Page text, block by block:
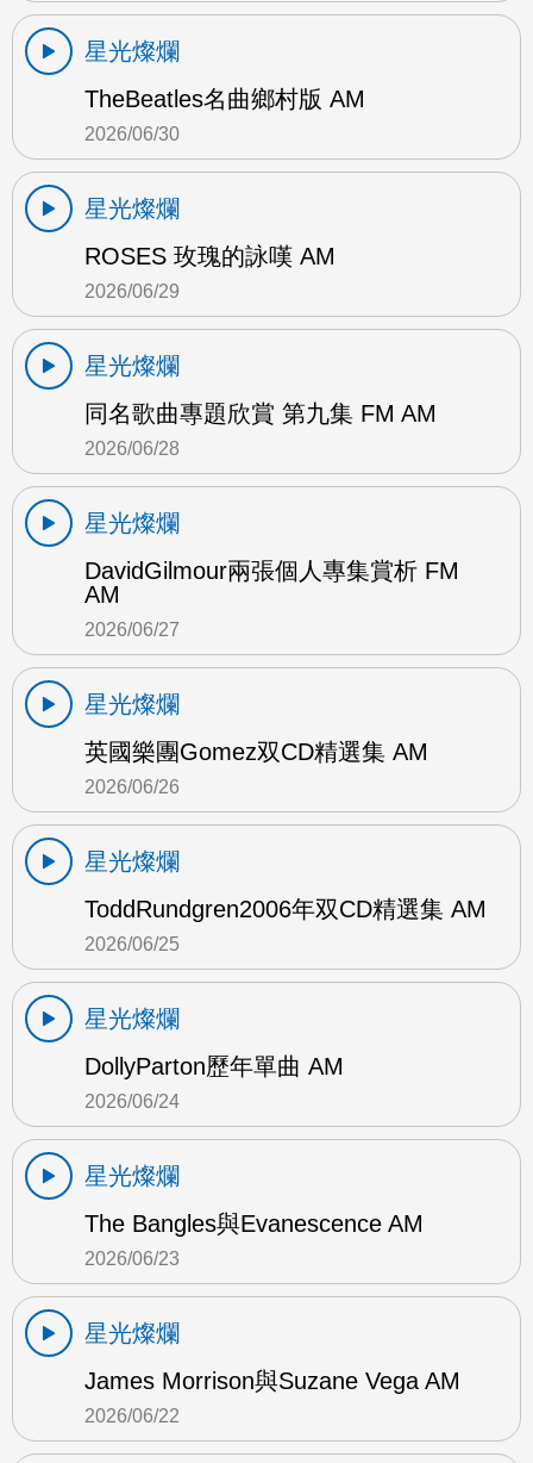
星光燦爛
TheBeatles名曲鄉村版 AM
2026/06/30
星光燦爛
ROSES 玫瑰的詠嘆 AM
2026/06/29
星光燦爛
同名歌曲專題欣賞 第九集 FM AM
2026/06/28
星光燦爛
DavidGilmour兩張個人專集賞析 FM
AM
2026/06/27
星光燦爛
英國樂團Gomez双CD精選集 AM
2026/06/26
星光燦爛
ToddRundgren2006年双CD精選集 AM
2026/06/25
星光燦爛
DollyParton歷年單曲 AM
2026/06/24
星光燦爛
The Bangles與Evanescence AM
2026/06/23
星光燦爛
James Morrison與Suzane Vega AM
2026/06/22